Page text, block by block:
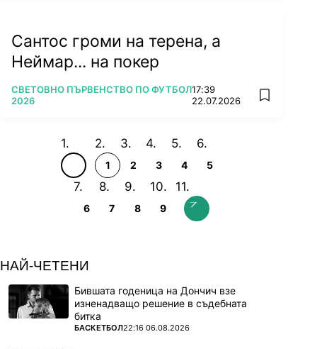
Сантос громи на терена, а
Неймар... на покер
ПОВЕЧЕ ОТ
СВЕТОВНО ПЪРВЕНСТВО ПО ФУТБОЛ
2026
17:39
22.07.2026
add
1 2 3 4 5
6 7 8 9
НАЙ-ЧЕТЕНИ
Бившата годеница на Дончич взе
изненадващо решение в съдебната
битка
ПОВЕЧЕ ОТ
БАСКЕТБОЛ22:16 06.08.2026